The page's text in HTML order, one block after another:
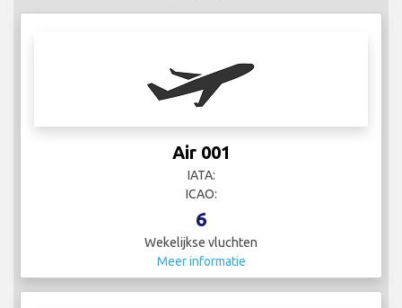
Air 001
IATA:
ICAO:
6
Wekelijkse vluchten
Meer informatie